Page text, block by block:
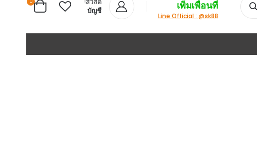
Search
เพิ่มเพื่อนที่
Line Official : @sk88
บัญชี
Cart